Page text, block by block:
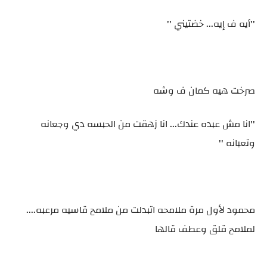
''أيه ف إيه... خضتيني ''
صرخت هيه كمان ف وشه
''انا مش عبده عندك... انا زهقت من الحبسه دي وجعانه
وتعبانه ''
محمود لأول مرة ملامحه اتبدلت من ملامح قاسيه مرعبه....
لملامح قلق وعطف قالها